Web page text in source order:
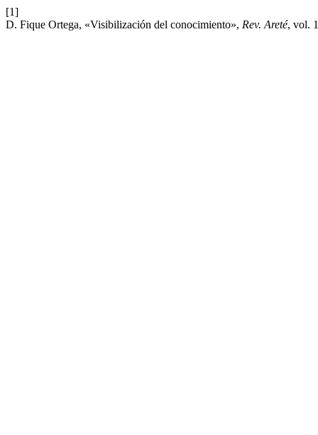
[1]
D. Fique Ortega, «Visibilización del conocimiento», Rev. Areté, vol.